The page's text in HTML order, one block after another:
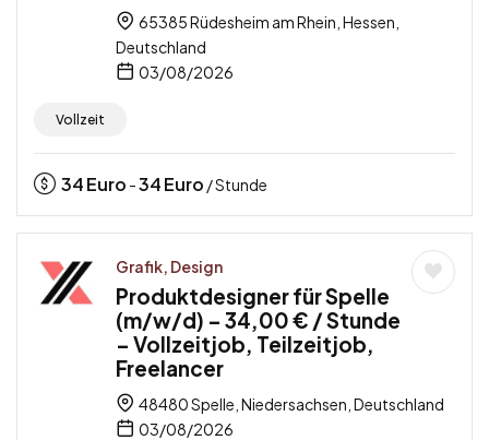
65385 Rüdesheim am Rhein, Hessen,
Deutschland
03/08/2026
Vollzeit
34Euro -34Euro / Stunde
Grafik, Design
Produktdesigner für Spelle
(m/w/d) – 34,00 € / Stunde
– Vollzeitjob, Teilzeitjob,
Freelancer
48480 Spelle, Niedersachsen, Deutschland
03/08/2026